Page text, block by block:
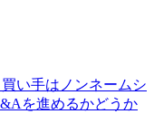
い手はノンネームシ
を進めるかどうか